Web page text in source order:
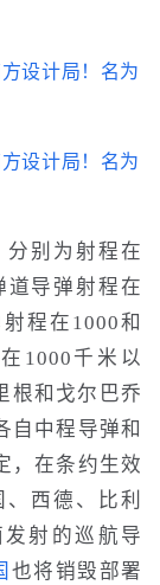
别为射程在
道导弹射程在
程在1000和
1000千米 以
根和戈尔巴乔
自中程导弹和
，在条约生效
西德、比利
射的巡航导
也将销毁部署